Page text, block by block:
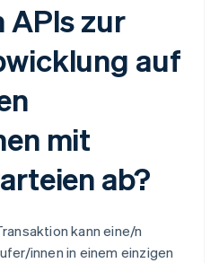
APIs zur
auf
mit
ab?
kann eine/n
innen in einem einzigen